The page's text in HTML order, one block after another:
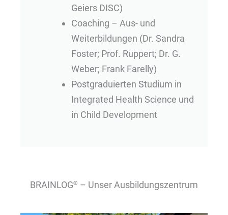
Geiers DISC)
Coaching – Aus- und
Weiterbildungen (Dr. Sandra
Foster; Prof. Ruppert; Dr. G.
Weber; Frank Farelly)
Postgraduierten Studium in
Integrated Health Science und
in Child Development
BRAINLOG® – Unser Ausbildungszentrum